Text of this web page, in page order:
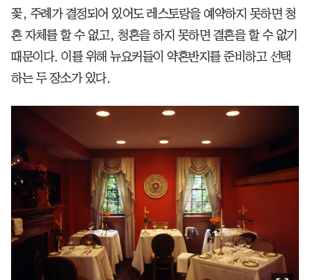
꽃, 주례가 결정되어 있어도 레스토랑을 예약하지 못하면 청
혼 자체를 할 수 없고, 청혼을 하지 못하면 결혼을 할 수 없기
때문이다. 이를 위해 뉴요커들이 약혼반지를 준비하고 선택
하는 두 장소가 있다.